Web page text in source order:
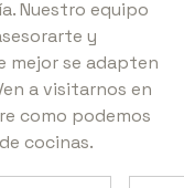
Nuestro equipo
y
mejor se adapten
a visitarnos en
como podemos
cocinas.